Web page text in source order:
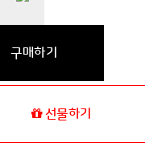
구매하기
선물하기